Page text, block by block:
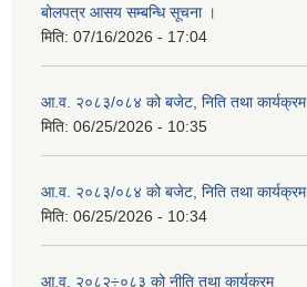
बोलपत्र आसय सम्बन्धि सूचना ।
मिति: 07/16/2026 - 17:04
आ.व. २०८३/०८४ को बजेट, निति तथा कार्यक्रम
मिति: 06/25/2026 - 10:35
आ.व. २०८३/०८४ को बजेट, निति तथा कार्यक्रम
मिति: 06/25/2026 - 10:34
आ.व. २०८२÷०८३ को नीति तथा कार्यक्रम